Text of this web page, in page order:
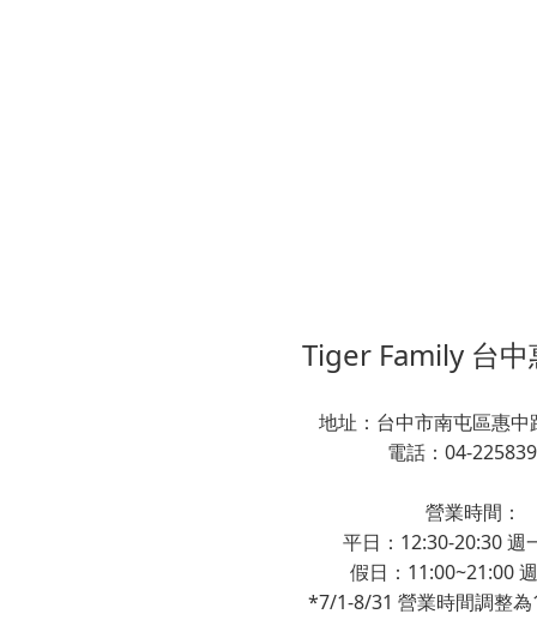
Tiger Family 台
地址：台中市南屯區惠中
電話：04-
營業時間：
平日：12:30-20:30 週
假日：11:00~21:00
*7/1-8/31 營業時間調整